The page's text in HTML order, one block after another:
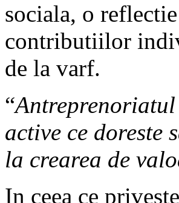
sociala, o
contributiilor
de la varf.
“Antreprenoriatul
active ce doreste
la crearea de
In ceea ce